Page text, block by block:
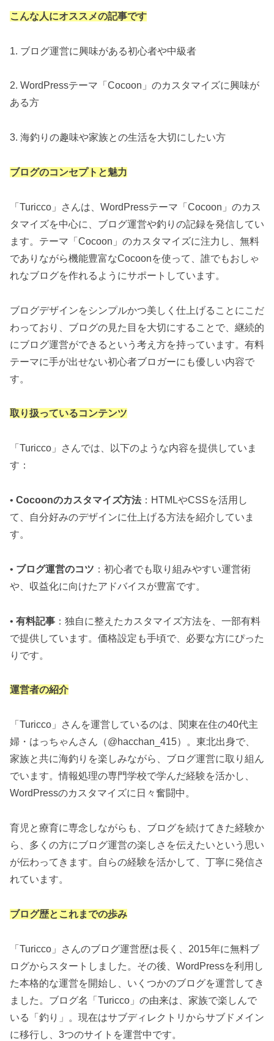
こんな人にオススメの記事です
1. ブログ運営に興味がある初心者や中級者
2. WordPressテーマ「Cocoon」のカスタマイズに興味が
ある方
3. 海釣りの趣味や家族との生活を大切にしたい方
ブログのコンセプトと魅力
「Turicco」さんは、WordPressテーマ「Cocoon」のカス
タマイズを中心に、ブログ運営や釣りの記録を発信してい
ます。テーマ「Cocoon」のカスタマイズに注力し、無料
でありながら機能豊富なCocoonを使って、誰でもおしゃ
れなブログを作れるようにサポートしています。
ブログデザインをシンプルかつ美しく仕上げることにこだ
わっており、ブログの見た目を大切にすることで、継続的
にブログ運営ができるという考え方を持っています。有料
テーマに手が出せない初心者ブロガーにも優しい内容で
す。
取り扱っているコンテンツ
「Turicco」さんでは、以下のような内容を提供していま
す：
• Cocoonのカスタマイズ方法：HTMLやCSSを活用し
て、自分好みのデザインに仕上げる方法を紹介していま
す。
• ブログ運営のコツ ：初心者でも取り組みやすい運営術
や、収益化に向けたアドバイスが豊富です。
• 有料記事 ：独自に整えたカスタマイズ方法を、一部有料
で提供しています。価格設定も手頃で、必要な方にぴった
りです。
運営者の紹介
「Turicco」さんを運営しているのは、関東在住の40代主
婦・はっちゃんさん（@hacchan_415）。東北出身で、
家族と共に海釣りを楽しみながら、ブログ運営に取り組ん
でいます。情報処理の専門学校で学んだ経験を活かし、
WordPressのカスタマイズに日々奮闘中。
育児と療育に専念しながらも、ブログを続けてきた経験か
ら、多くの方にブログ運営の楽しさを伝えたいという思い
が伝わってきます。自らの経験を活かして、丁寧に発信さ
れています。
ブログ歴とこれまでの歩み
「Turicco」さんのブログ運営歴は長く、2015年に無料ブ
ログからスタートしました。その後、WordPressを利用し
た本格的な運営を開始し、いくつかのブログを運営してき
ました。ブログ名「Turicco」の由来は、家族で楽しんで
いる「釣り」。現在はサブディレクトリからサブドメイン
に移行し、3つのサイトを運営中です。